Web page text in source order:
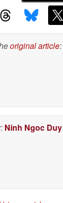
original article:
Ninh Ngoc Duy